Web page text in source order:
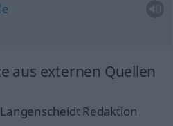
aus externen Quellen
Redaktion